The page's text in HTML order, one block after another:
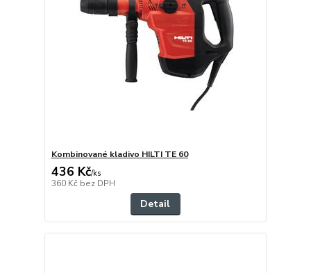
Kombinované kladivo HILTI TE 60
436 Kč/ks
360 Kč bez DPH
Detail